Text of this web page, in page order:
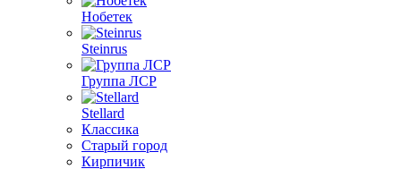
Нобетек
Steinrus
Группа ЛСР
Stellard
Классика
Старый город
Кирпичик